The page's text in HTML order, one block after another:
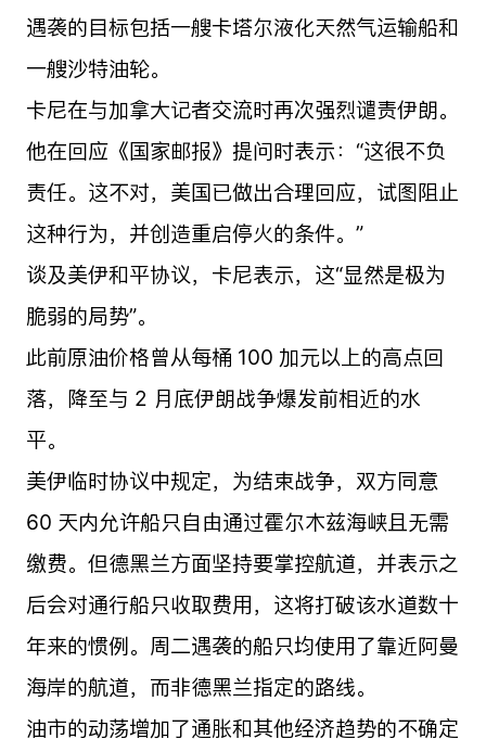
遇袭的目标包括一艘卡塔尔液化天然气运输船和
一艘沙特油轮。
卡尼在与加拿大记者交流时再次强烈谴责伊朗。
他在回应《国家邮报》提问时表示：“这很不负
责任。这不对，美国已做出合理回应，试图阻止
这种行为，并创造重启停火的条件。”
谈及美伊和平协议，卡尼表示，这“显然是极为
脆弱的局势”。
此前原油价格曾从每桶 100 加元以上的高点回
落，降至与 2 月底伊朗战争爆发前相近的水
平。
美伊临时协议中规定，为结束战争，双方同意
60 天内允许船只自由通过霍尔木兹海峡且无需
缴费。但德黑兰方面坚持要掌控航道，并表示之
后会对通行船只收取费用，这将打破该水道数十
年来的惯例。周二遇袭的船只均使用了靠近阿曼
海岸的航道，而非德黑兰指定的路线。
油市的动荡增加了通胀和其他经济趋势的不确定